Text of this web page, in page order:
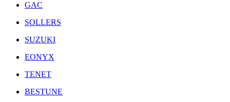
GAC
SOLLERS
SUZUKI
EONYX
TENET
BESTUNE